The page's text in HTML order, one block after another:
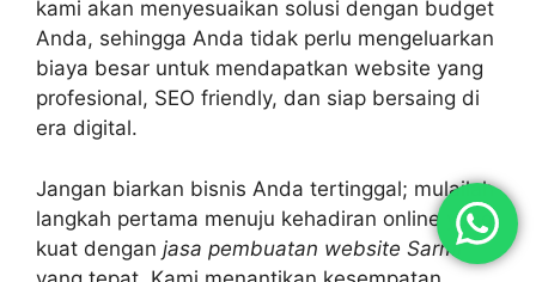
kami akan menyesuaikan solusi dengan budget
Anda, sehingga Anda tidak perlu mengeluarkan
biaya besar untuk mendapatkan website yang
profesional, SEO friendly, dan siap bersaing di
era digital.
Jangan biarkan bisnis Anda tertinggal; mulailah
langkah pertama menuju kehadiran online yang
kuat dengan jasa pembuatan website Sarmi